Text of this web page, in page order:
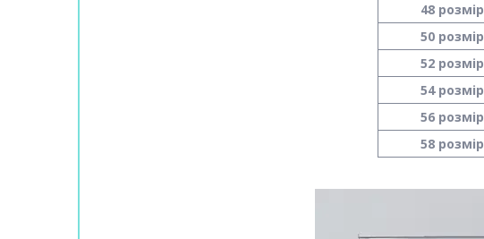
48 розмір
50 розмір
52 розмір
54 розмір
56 розмір
58 розмір